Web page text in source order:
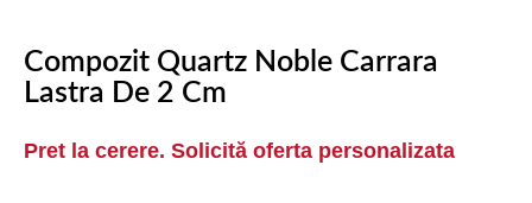
Compozit Quartz Noble Carrara
Lastra De 2 Cm
Pret la cerere. Solicită oferta personalizata